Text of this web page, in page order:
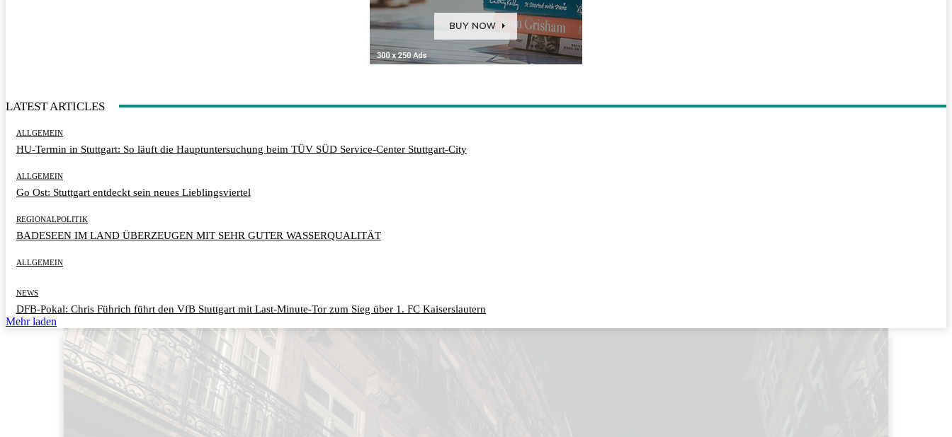
LATEST ARTICLES
ALLGEMEIN
HU-Termin in Stuttgart: So läuft die Hauptuntersuchung beim TÜV SÜD Service-Center Stuttgart-City
ALLGEMEIN
Go Ost: Stuttgart entdeckt sein neues Lieblingsviertel
REGIONALPOLITIK
BADESEEN IM LAND ÜBERZEUGEN MIT SEHR GUTER WASSERQUALITÄT
ALLGEMEIN
NEWS
DFB-Pokal: Chris Führich führt den VfB Stuttgart mit Last-Minute-Tor zum Sieg über 1. FC Kaiserslautern
Mehr laden